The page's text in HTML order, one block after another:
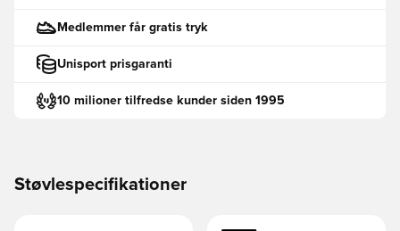
Medlemmer får gratis tryk
Unisport prisgaranti
10 milioner tilfredse kunder siden 1995
Støvlespecifikationer